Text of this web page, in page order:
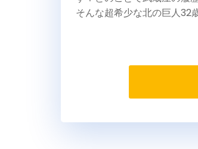
そんな超希少な北の巨人32